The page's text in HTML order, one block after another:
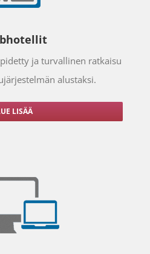
ja turvallinen ratkaisu
alustaksi.
LISÄÄ